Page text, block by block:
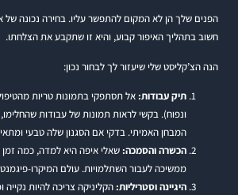
הפנים שלך הן לא המקום להתפשר עליו. בחירה נכונה
חשוב בתהליך האיפור קבוע, והיא זו שתקבע את הצלחתו.
הנה הצ’קליסט שלי שיעזור לך לבחור נכון:
תיק עבודות: אל תסתפקי בתמונות טריות
ונפוח). בקשי לראות תמונות של עבודות
המבחן האמיתי. בדקי אם הסגנון שלה טבעי
הכשרה והסמכה: שאלי איפה היא למדה, כמה
ממשיכה לעבור השתלמויות. עולם המיקרו-
היגיינה וסטריליות: הקליניקה צריכה להיות